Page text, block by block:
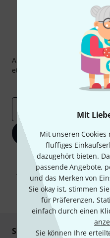
Mit
Mit unseren
fluffiges
dazugehört bieten.
passende Angebote,
und das Merken von
Sie okay ist, stimmen
für Präferenzen,
einfach durch einen
Sie können Ihre
Abonniere den Thomann
etwas Glück einen von
50
Inspirierende Beiträge
Jetzt
Mit Klick auf „Jetzt anmelden“
Werbung und einer Messung
Abmeldung ist jederzeit möglich.
unseren
*
Sicher einkaufen &